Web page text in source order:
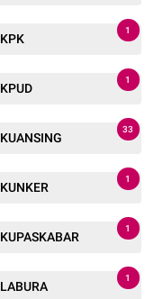
KPK
1
KPUD
1
KUANSING
33
KUNKER
1
KUPASKABAR
1
LABURA
1